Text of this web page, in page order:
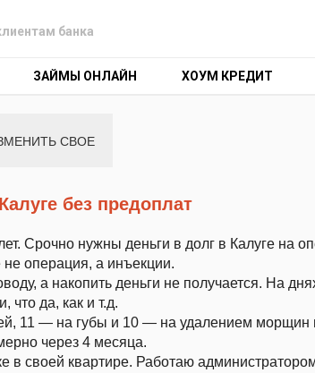
банка
ЗАЙМЫ ОНЛАЙН ХОУМ КРЕДИТ
СВОЕ
без предоплат
Срочно нужны деньги в долг в Калуге на
операция, а инъекции.
а накопить деньги не получается. На
что да, как и т.д.
11 — на губы и 10 — на удалением морщин
через 4 месяца.
в своей квартире. Работаю